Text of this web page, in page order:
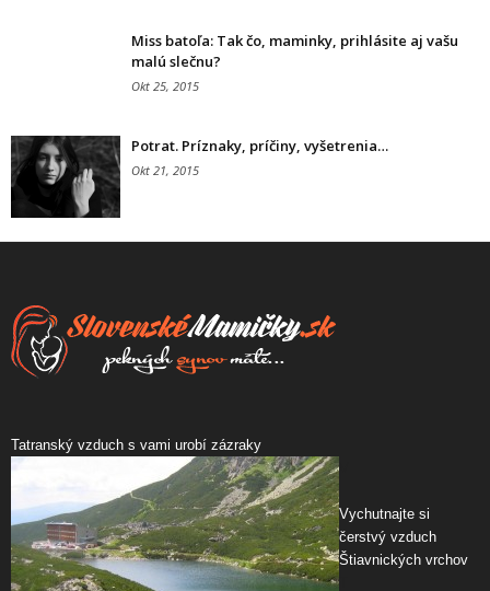
Miss batoľa: Tak čo, maminky, prihlásite aj vašu
malú slečnu?
Okt 25, 2015
Potrat. Príznaky, príčiny, vyšetrenia…
Okt 21, 2015
Tatranský vzduch s vami urobí zázraky
Vychutnajte si
čerstvý vzduch
Štiavnických vrchov